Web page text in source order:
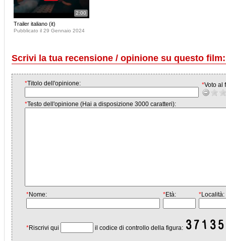
2:00
Trailer italiano (it)
Pubblicato il 29 Gennaio 2024
Scrivi la tua recensione / opinione su questo
*Titolo dell'opinione: *Voto al
*Testo dell'opinione (Hai a disposizione 3000 caratteri):
*Nome: *Età: *Località:
*Riscrivi qui il codice di controllo della figura: